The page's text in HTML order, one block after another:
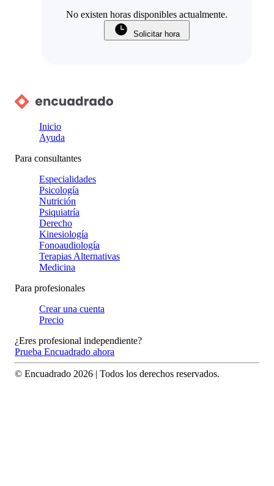
No existen horas disponibles actualmente.
Solicitar hora
Inicio
Ayuda
Para consultantes
Especialidades
Psicología
Nutrición
Psiquiatría
Derecho
Kinesiología
Fonoaudiología
Terapias Alternativas
Medicina
Para profesionales
Crear una cuenta
Precio
¿Eres profesional independiente?
Prueba Encuadrado ahora
© Encuadrado 2026 | Todos los derechos reservados.